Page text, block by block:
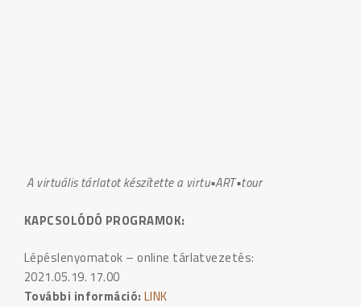
A virtuális tárlatot készítette a virtu•ART•tour
KAPCSOLÓDÓ PROGRAMOK:
Lépéslenyomatok – online tárlatvezetés:
2021.05.19. 17.00
További információ: LINK